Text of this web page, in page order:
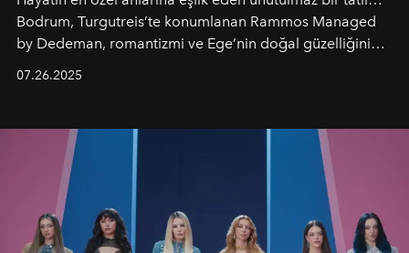
Bodrum, Turgutreis’te konumlanan Rammos Managed
by Dedeman, romantizmi ve Ege’nin doğal güzelliğini
07.26.2025